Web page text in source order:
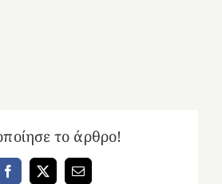
το άρθρο!
Facebook
X Email